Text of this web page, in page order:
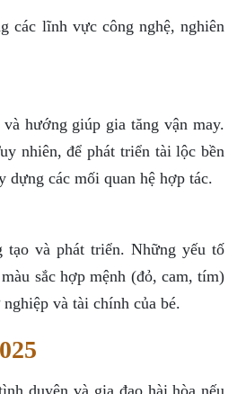
các lĩnh vực công nghệ, nghiên
hướng giúp gia tăng vận may.
nhiên, để phát triển tài lộc bền
dựng các mối quan hệ hợp tác.
tạo và phát triển. Những yếu tố
sắc hợp mệnh (đỏ, cam, tím)
và tài chính của bé.
duyên và gia đạo hài hòa nếu